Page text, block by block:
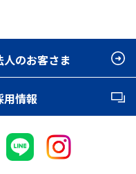
人のお客さま
用情報